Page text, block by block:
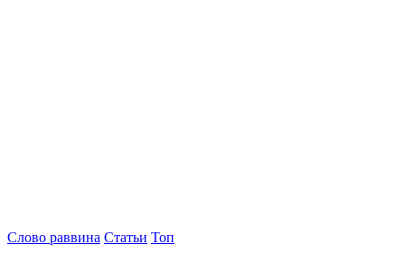
Слово раввина Статьи Топ